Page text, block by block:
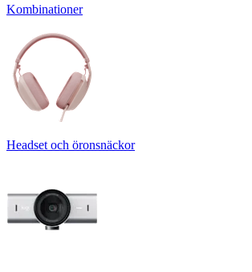
Kombinationer
Headset och öronsnäckor